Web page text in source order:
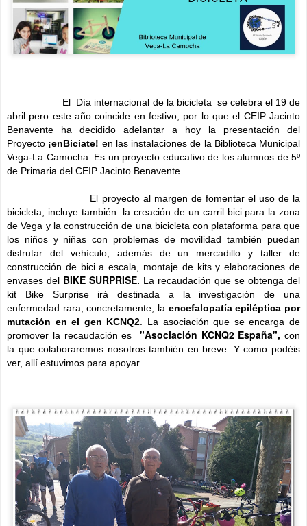
El Día internacional de la bicicleta se celebra el 19 de
abril pero este año coincide en festivo, por lo que el CEIP Jacinto
Benavente ha decidido adelantar a hoy la presentación del
Proyecto ¡enBiciate! en las instalaciones de la Biblioteca Municipal
Vega-La Camocha. Es un proyecto educativo de los alumnos de 5º
de Primaria del CEIP Jacinto Benavente.
El proyecto al margen de fomentar el uso de la
bicicleta, incluye también la creación de un carril bici para la zona
de Vega y la construcción de una bicicleta con plataforma para que
los niños y niñas con problemas de movilidad también puedan
disfrutar del vehículo, además de un mercadillo y taller de
construcción de bici a escala, montaje de kits y elaboraciones de
envases del BIKE SURPRISE. La recaudación que se obtenga del
kit Bike Surprise irá destinada a la investigación de una
enfermedad rara, concretamente, la encefalopatía epiléptica por
mutación en el gen KCNQ2 . La asociación que se encarga de
promover la recaudación es "Asociación KCNQ2 España", con
la que colaboraremos nosotros también en breve. Y como podéis
ver, allí estuvimos para apoyar.